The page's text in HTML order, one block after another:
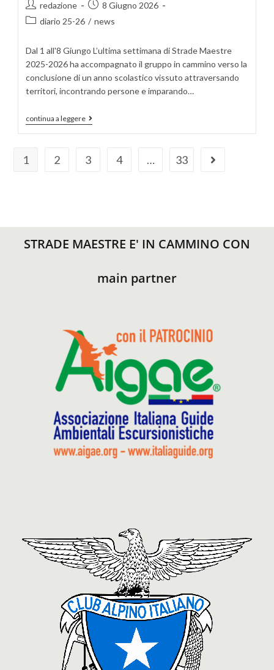
redazione
8 Giugno 2026
diario 25-26 / news
Dal 1 all'8 Giungo L’ultima settimana di Strade Maestre
2025-2026 ha accompagnato il gruppo in cammino verso la
conclusione di un anno scolastico vissuto attraversando
territori, incontrando persone e imparando…
continua a leggere
1 2 3 4 … 33
STRADE MAESTRE E' IN CAMMINO CON
main partner